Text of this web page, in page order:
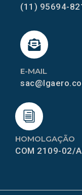
HOMOLGAÇÃO
COM 2109-02/
E-MAIL
(11) 95694-